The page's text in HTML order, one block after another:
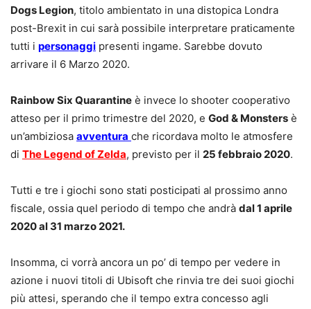
Dogs Legion, titolo ambientato in una distopica Londra
post-Brexit in cui sarà possibile interpretare praticamente
tutti i personaggi presenti ingame. Sarebbe dovuto
arrivare il 6 Marzo 2020.
Rainbow Six Quarantine è invece lo shooter cooperativo
atteso per il primo trimestre del 2020, e God & Monsters è
un’ambiziosa avventura che ricordava molto le atmosfere
di The Legend of Zelda, previsto per il 25 febbraio 2020.
Tutti e tre i giochi sono stati posticipati al prossimo anno
fiscale, ossia quel periodo di tempo che andrà dal 1 aprile
2020 al 31 marzo 2021.
Insomma, ci vorrà ancora un po’ di tempo per vedere in
azione i nuovi titoli di Ubisoft che rinvia tre dei suoi giochi
più attesi, sperando che il tempo extra concesso agli